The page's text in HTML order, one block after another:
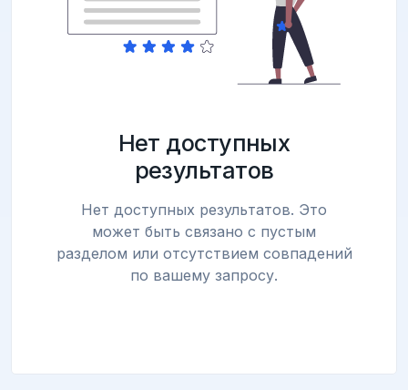
Нет доступных
результатов
Нет доступных результатов. Это
может быть связано с пустым
разделом или отсутствием совпадений
по вашему запросу.